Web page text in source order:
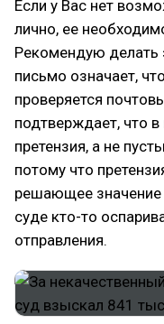
Если у Вас нет
лично, ее
Рекомендую
письмо означает,
проверяется
подтверждает, что в
претензия, а не
потому что
решающее значение
суде кто-то
отправления.